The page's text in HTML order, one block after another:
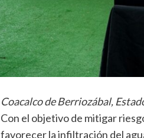
Coacalco de Berriozábal,
Con el objetivo de mitigar
favorecer la infiltración del